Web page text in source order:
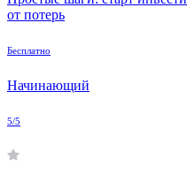
от потерь
Бесплатно
Начинающий
5/5